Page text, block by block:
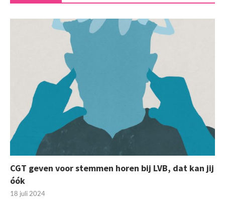
CGT geven voor stemmen horen bij LVB, dat kan jij
óók
18 juli 2024